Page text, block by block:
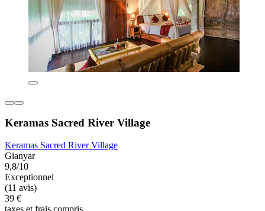
Keramas Sacred River Village
Keramas Sacred River Village
Gianyar
9,8/10
Exceptionnel
(11 avis)
39 €